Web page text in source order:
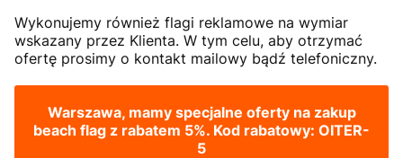
Wykonujemy również flagi reklamowe na wymiar
wskazany przez Klienta. W tym celu, aby otrzymać
ofertę prosimy o kontakt mailowy bądź telefoniczny.
Warszawa, mamy specjalne oferty na zakup
beach flag z rabatem 5%. Kod rabatowy: OITER-
5